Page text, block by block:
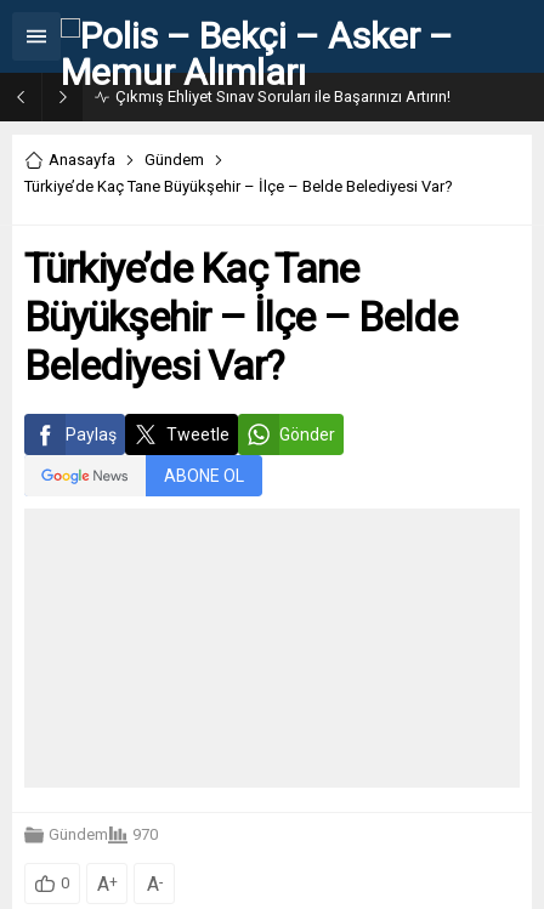
Çıkmış Ehliyet Sınav Soruları ile Başarınızı Artırın!
Anasayfa
Gündem
Türkiye’de Kaç Tane Büyükşehir – İlçe – Belde Belediyesi Var?
Türkiye’de Kaç Tane
Büyükşehir – İlçe – Belde
Belediyesi Var?
Paylaş Tweetle Gönder
ABONE OL
Gündem 970
0 A+ A-